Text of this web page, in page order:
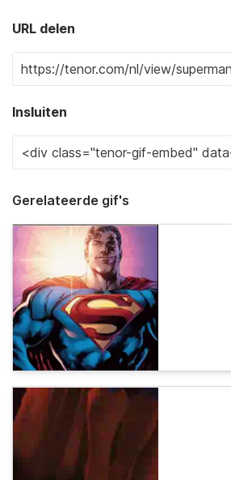
URL delen
Insluiten
Gerelateerde gif's